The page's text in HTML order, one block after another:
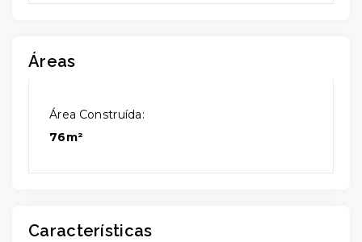
Áreas
Área Construída:
76m²
Características